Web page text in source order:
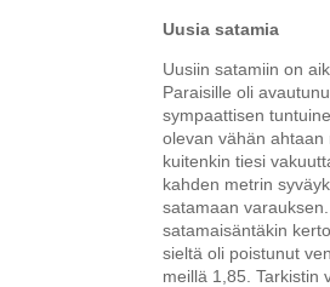
Uusia satamia
Uusiin satamiin on
Paraisille oli
sympaattisen
olevan vähän ahtaan
kuitenkin tiesi
kahden metrin
satamaan
satamaisäntäkin
sieltä oli poistunut
meillä 1,85. Tarkistin